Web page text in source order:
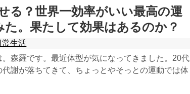
る？世界一効率がいい最高の運
。果たして効果はあるのか？
常生活
森羅です。最近体型が気になってきました。20代
謝が落ちてきて、ちょっとやそっとの運動では体